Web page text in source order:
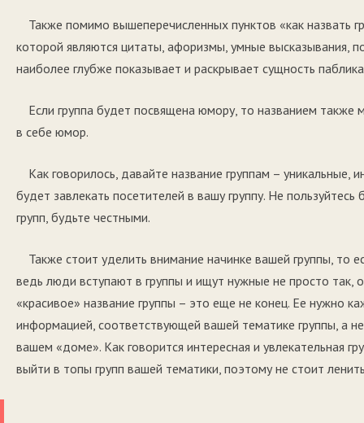
Также помимо вышеперечисленных пунктов «как назвать
которой являются цитаты, афоризмы, умные высказывания,
наиболее глубже показывает и раскрывает сущность
Если группа будет посвящена юмору, то названием
в себе юмор.
Как говорилось, давайте название группам – уникальные,
будет завлекать посетителей в вашу группу. Не
групп, будьте честными.
Также стоит уделить внимание начинке вашей группы, то
ведь люди вступают в группы и ищут нужные не просто
«красивое» название группы – это еще не конец. Ее нужно
информацией, соответствующей вашей тематике группы, а
вашем «доме». Как говорится интересная и увлекательная
выйти в топы групп вашей тематики, поэтому не стоит